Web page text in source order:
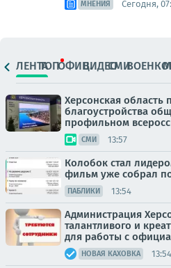
МНЕНИЯ Сегодня,
ЛЕНТАТОПОФИЦ.ВИДЕОСМИ
Херсонская область
благоустройства
профильном
СМИ 13:57
Колобок стал
фильм уже собрал
ПАБЛИКИ 13:54
Администрация
талантливого и
для работы с
НОВАЯ КАХОВКА 13:54